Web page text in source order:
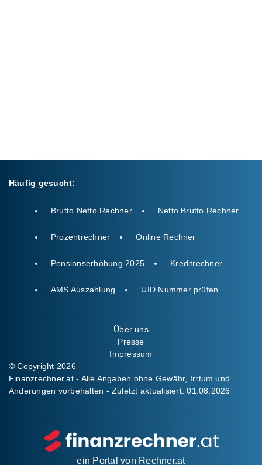
Häufig gesucht:
Brutto Netto Rechner Netto Brutto Rechner
Prozentrechner Online Rechner
Pensionserhöhung 2025 Kreditrechner
AMS Auszahlung UID Nummer prüfen
Über uns
Presse
Impressum
© Copyright 2026
Finanzrechner.at - Alle Angaben ohne Gewähr, Irrtum und
Änderungen vorbehalten - Zuletzt aktualisiert:01.08.2026
ein Portal von Rechner.at